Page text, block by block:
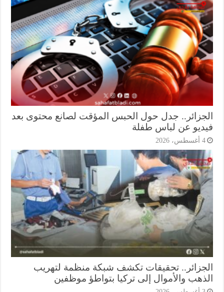
جدل حول الحبس المؤقت لصانع محتوى بعد
عن لباس طفلة
تحقيقات تكشف شبكة منظمة لتهريب
والأموال إلى تركيا بتواطؤ موظفين